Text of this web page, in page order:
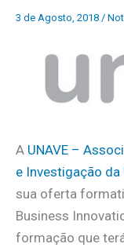
3 de Agosto, 2018 /
A UNAVE –
e Investigação
sua oferta
Business
formação que